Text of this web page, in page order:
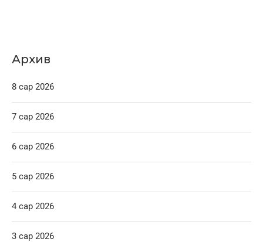
Архив
8 сар 2026
7 сар 2026
6 сар 2026
5 сар 2026
4 сар 2026
3 сар 2026